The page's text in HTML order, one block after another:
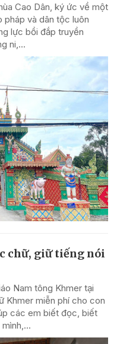
Cao Dân, ký ức về một
và dân tộc luôn
lực bồi đắp truyền
ni,...
chữ, giữ tiếng nói
Nam tông Khmer tại
Khmer miễn phí cho con
các em biết đọc, biết